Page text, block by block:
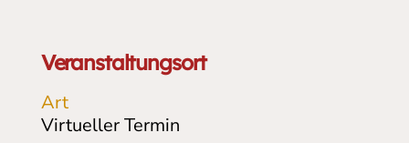
Veranstaltungsort
Art
Virtueller Termin